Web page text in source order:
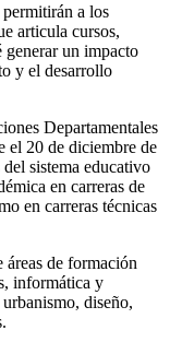
a los
articula cursos,
generar un impacto
y el desarrollo
Departamentales
el 20 de diciembre de
sistema educativo
en carreras de
en carreras técnicas
áreas de formación
informática y
diseño,